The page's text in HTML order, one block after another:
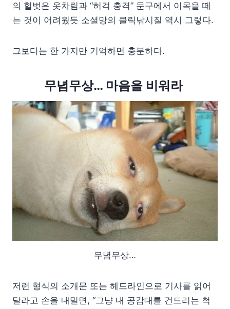
의 헐벗은 옷차림과 “허걱 충격” 문구에서 이목을 떼
는 것이 어려웠듯 소셜망의 클릭낚시질 역시 그렇다.
그보다는 한 가지만 기억하면 충분하다.
무념무상… 마음을 비워라
무념무상…
저런 형식의 소개문 또는 헤드라인으로 기사를 읽어
달라고 손을 내밀면, “그냥 내 공감대를 건드리는 척